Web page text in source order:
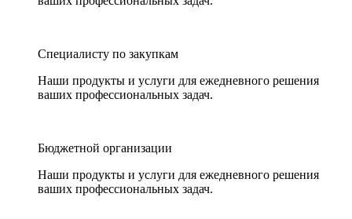
Специалисту по закупкам
Наши продукты и услуги для ежедневного решения
ваших профессиональных задач.
Бюджетной организации
Наши продукты и услуги для ежедневного решения
ваших профессиональных задач.